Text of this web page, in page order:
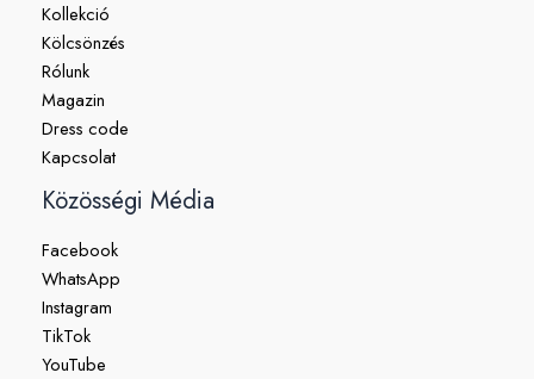
Kollekció
Kölcsönzés
Rólunk
Magazin
Dress code
Kapcsolat
Közösségi Média
Facebook
WhatsApp
Instagram
TikTok
YouTube